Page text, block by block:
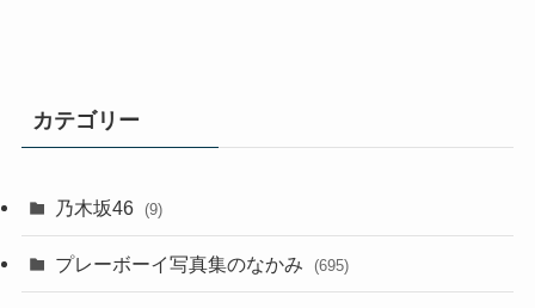
カテゴリー
乃木坂46 (9)
プレーボーイ写真集のなかみ (695)